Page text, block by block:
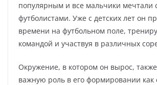
популярным и все мальчики мечтали
футболистами. Уже с детских лет он
времени на футбольном поле,
командой и участвуя в различных
Окружение, в котором он вырос,
важную роль в его формировании как